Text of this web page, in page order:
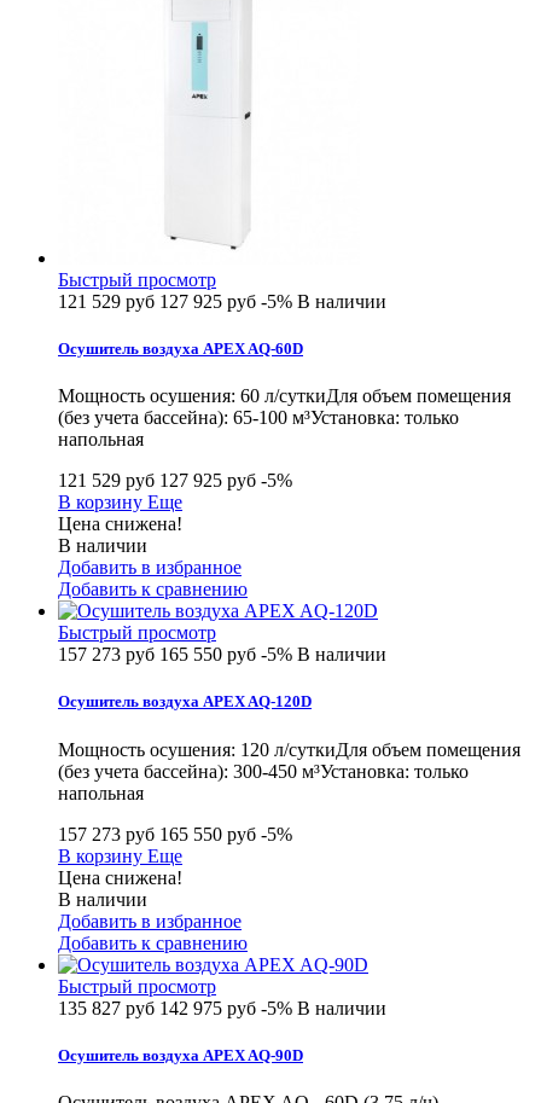
Быстрый просмотр
121 529 руб 127 925 руб -5% В наличии
Осушитель воздуха APEX AQ-60D
Мощность осушения: 60 л/суткиДля объем помещения
(без учета бассейна): 65-100 м³Установка: только
напольная
121 529 руб 127 925 руб -5%
В корзину Еще
Цена снижена!
В наличии
Добавить в избранное
Добавить к сравнению
Быстрый просмотр
157 273 руб 165 550 руб -5% В наличии
Осушитель воздуха APEX AQ-120D
Мощность осушения: 120 л/суткиДля объем помещения
(без учета бассейна): 300-450 м³Установка: только
напольная
157 273 руб 165 550 руб -5%
В корзину Еще
Цена снижена!
В наличии
Добавить в избранное
Добавить к сравнению
Быстрый просмотр
135 827 руб 142 975 руб -5% В наличии
Осушитель воздуха APEX AQ-90D